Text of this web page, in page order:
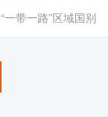
“一带一路”区域国别